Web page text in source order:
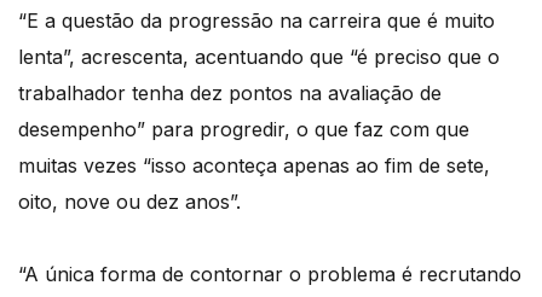
“E a questão da progressão na carreira que é muito
lenta”, acrescenta, acentuando que “é preciso que o
trabalhador tenha dez pontos na avaliação de
desempenho” para progredir, o que faz com que
muitas vezes “isso aconteça apenas ao fim de sete,
oito, nove ou dez anos”.
“A única forma de contornar o problema é recrutando